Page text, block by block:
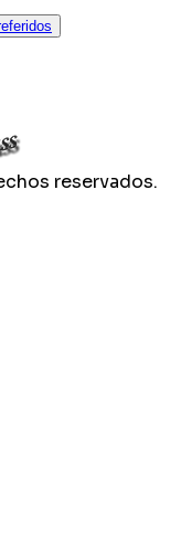
reservados.